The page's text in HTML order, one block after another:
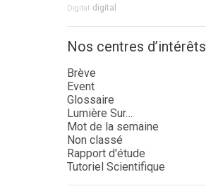
Digital digital
Nos centres d’intérêts
Brève
Event
Glossaire
Lumière Sur…
Mot de la semaine
Non classé
Rapport d'étude
Tutoriel Scientifique